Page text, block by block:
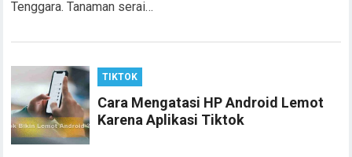
Tenggara. Tanaman serai…
TIKTOK
Cara Mengatasi HP Android Lemot
Karena Aplikasi Tiktok